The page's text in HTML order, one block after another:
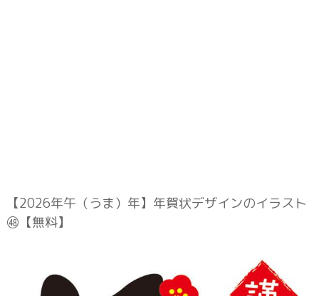
【2026年午（うま）年】年賀状デザインのイラスト
㊽【無料】